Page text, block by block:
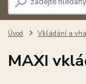
Úvod Vkládání a
MAXI